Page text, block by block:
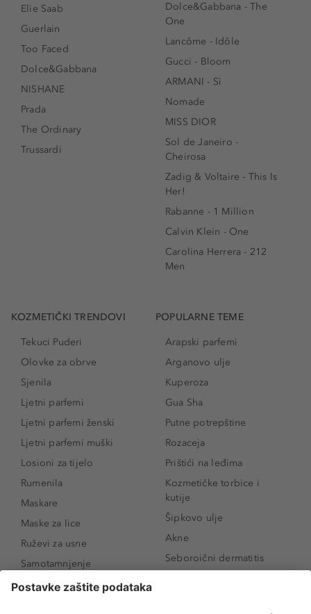
Elie Saab
Guerlain
Too Faced
Dolce&Gabbana
NISHANE
Prada
The Ordinary
Trussardi
Dolce&Gabbana - The
One
Lancôme - Idôle
Gucci - Bloom
ARMANI - Sì
Nomade
MISS DIOR
Sol de Janeiro -
Cheirosa
Zadig & Voltaire - This Is
Her!
Rabanne - 1 Million
Calvin Klein - One
Carolina Herrera - 212
Men
KOZMETIČKI TRENDOVI
Tekuci Puderi
Olovke za obrve
Sjenila
Ljetni parfemi
Ljetni parfemi ženski
Ljetni parfemi muški
Losioni za tijelo
Rumenila
Maskare
Maske za lice
Ruževi za usne
Samotamnjenje
Puderi
POPULARNE TEME
Arapski parfemi
Arganovo ulje
Kuperoza
Gua Sha
Putne potrepštine
Rozaceja
Prištići na leđima
Kozmetičke torbice i
kutije
Šipkovo ulje
Akne
Seboroični dermatitis